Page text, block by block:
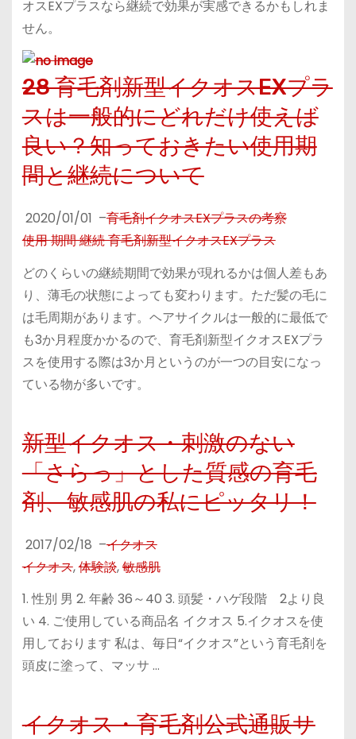
オスEXプラスなら継続で効果が実感できるかもしれま
せん。
28 育毛剤新型イクオスEXプラ
スは一般的にどれだけ使えば
良い？知っておきたい使用期
間と継続について
2020/01/01 –育毛剤イクオスEXプラスの考察
使用 期間 継続 育毛剤新型イクオスEXプラス
どのくらいの継続期間で効果が現れるかは個人差もあ
り、薄毛の状態によっても変わります。ただ髪の毛に
は毛周期があります。ヘアサイクルは一般的に最低で
も3か月程度かかるので、育毛剤新型イクオスEXプラ
スを使用する際は3か月というのが一つの目安になっ
ている物が多いです。
新型イクオス・刺激のない
「さらっ」とした質感の育毛
剤、敏感肌の私にピッタリ！
2017/02/18 –イクオス
イクオス,体験談,敏感肌
1. 性別 男 2. 年齢 36～40 3. 頭髪・ハゲ段階 2より良
い 4. ご使用している商品名 イクオス 5.イクオスを使
用しております 私は、毎日“イクオス”という育毛剤を
頭皮に塗って、マッサ …
イクオス・育毛剤公式通販サ